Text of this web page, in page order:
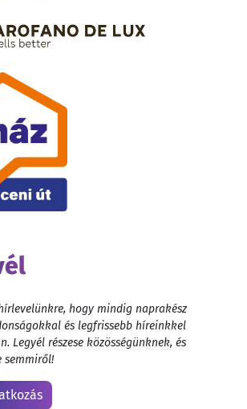
hogy mindig naprakész
és legfrissebb híreinkkel
Legyél részese közösségünknek, és
semmiről!